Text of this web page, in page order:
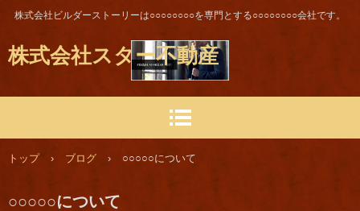
株式会社スター不動産
株式会社ビルダーストーリーは○○○○○○○○を専門とする○○○○○○○○会社です。
トップ › ブログ › ○○○○○について
○○○○○について